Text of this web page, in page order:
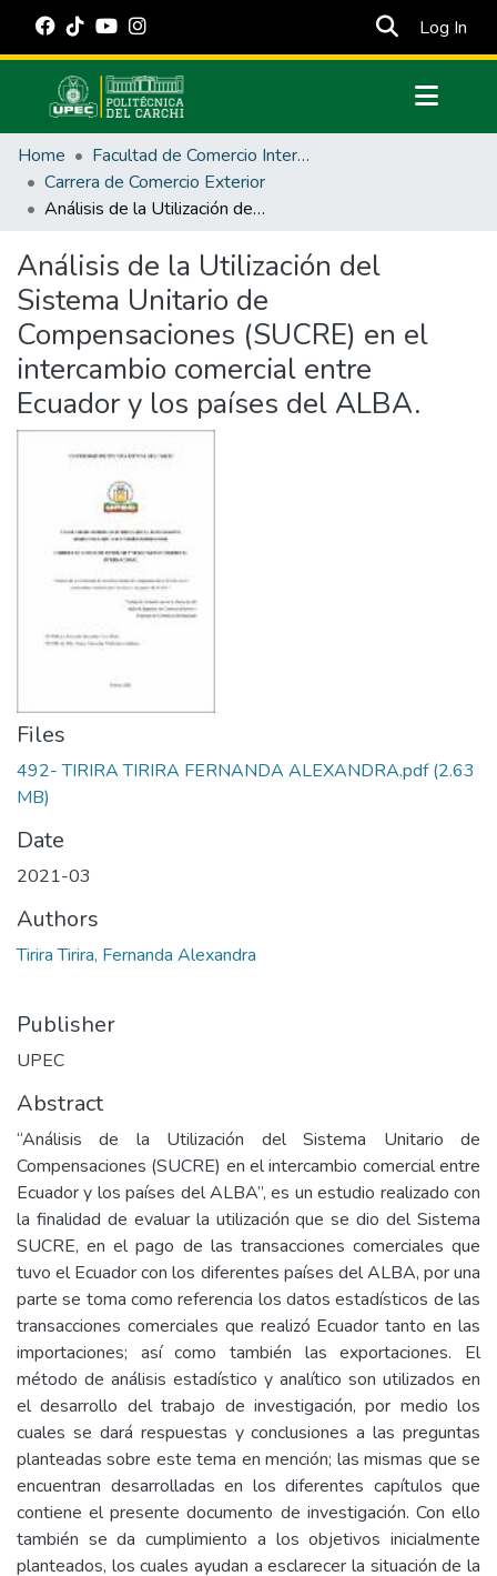
Log In
Communities & Collections
All of DSpace
Statistics
Estadísticas Externas
Manuales
Home
Facultad de Comercio Internacional, Integración, Administración y Economía Empresarial
Carrera de Comercio Exterior
Análisis de la Utilización del Sistema Unitario de Compensaciones (SUCRE) en el intercambio comercial entre Ecuador y los países del ALBA.
Análisis de la Utilización del
Sistema Unitario de
Compensaciones (SUCRE) en el
intercambio comercial entre
Ecuador y los países del ALBA.
Files
492- TIRIRA TIRIRA FERNANDA ALEXANDRA.pdf(2.63
MB)
Date
2021-03
Authors
Tirira Tirira, Fernanda Alexandra
Publisher
UPEC
Abstract
“Análisis de la Utilización del Sistema Unitario de
Compensaciones (SUCRE) en el intercambio comercial entre
Ecuador y los países del ALBA”, es un estudio realizado con
la finalidad de evaluar la utilización que se dio del Sistema
SUCRE, en el pago de las transacciones comerciales que
tuvo el Ecuador con los diferentes países del ALBA, por una
parte se toma como referencia los datos estadísticos de las
transacciones comerciales que realizó Ecuador tanto en las
importaciones; así como también las exportaciones. El
método de análisis estadístico y analítico son utilizados en
el desarrollo del trabajo de investigación, por medio los
cuales se dará respuestas y conclusiones a las preguntas
planteadas sobre este tema en mención; las mismas que se
encuentran desarrolladas en los diferentes capítulos que
contiene el presente documento de investigación. Con ello
también se da cumplimiento a los objetivos inicialmente
planteados, los cuales ayudan a esclarecer la situación de la